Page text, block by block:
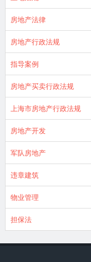
房地产法律
房地产行政法规
指导案例
房地产买卖行政法规
上海市房地产行政法规
房地产开发
军队房地产
违章建筑
物业管理
担保法